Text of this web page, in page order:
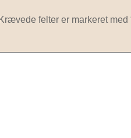
Krævede felter er markeret med